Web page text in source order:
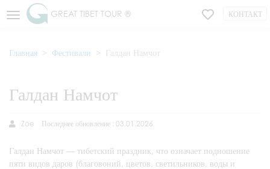
GREAT TIBET TOUR ® КОНТАКТ
Главная Фестивали Галдан Намчот
Галдан Намчот
Zoe Последнее обновление : 03.01.2026
Галдан Намчот — тибетский праздник, что означает подношение
пяти видов даров (благовоний, цветов, светильников, воды и